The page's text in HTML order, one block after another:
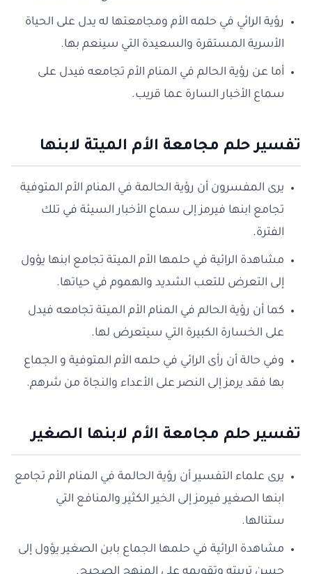
رؤية الرائي في حلمه الأم ومجامعتها له يدل على الحياة
الأسرية المستقرة والسعيدة التي سينعم بها.
أما عن رؤية الحالم في المنام الأم تجامعه فيدل على
سماع الأخبار السارة عما قريب.
تفسير حلم مجامعة الأم الميتة لابنها
يرى المفسرون أن رؤية الحالمة في المنام الأم المتوفية
تجامع ابنها فيرمز إلى سماع الأخبار السيئة في تلك
الفترة.
مشاهدة الرائية في حلمها الأم الميتة تجامع ابنها يؤول
إلى التعرض للتعب الشديد والهموم في حياتها.
كما أن رؤية الحالم في المنام الأم الميتة تجامعه فيدل
على الخسارة الكبيرة التي سيتعرض لها.
وفي حالة أن رأى الرائي في حلمه الأم المتوفية و الجماع
بها فقد يرمز إلى النصر على الأعداء والنجاة من شرهم.
تفسير حلم مجامعة الأم لابنها الصغير
يرى علماء التفسير أن رؤية الحالمة في المنام الأم تجامع
ابنها الصغير فيرمز إلى الخير الكثير والمنافع التي
ستنالها.
مشاهدة الرائية في حلمها الجماع بابن الصغير يؤول إلى